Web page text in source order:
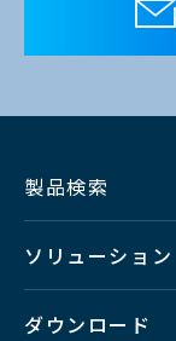
製品検索
ソリューション
ダウンロード